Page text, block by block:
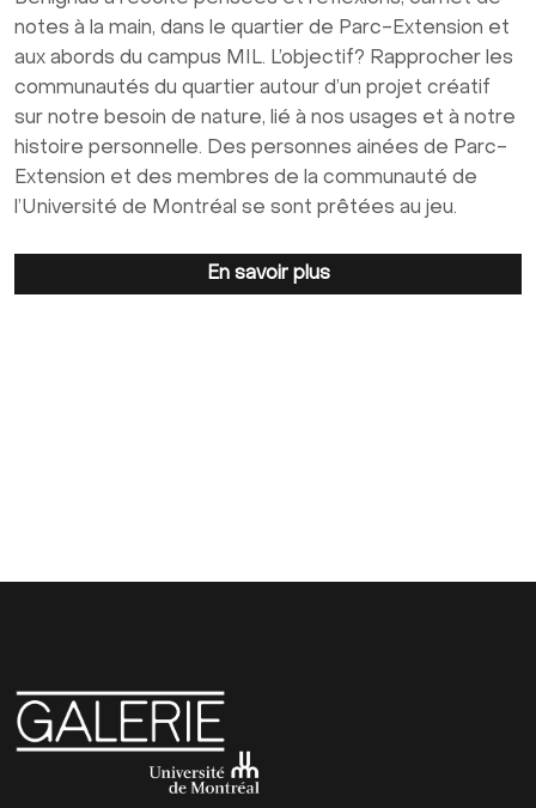
notes à la main, dans le quartier de Parc-Extension et
aux abords du campus MIL. L’objectif? Rapprocher les
communautés du quartier autour d’un projet créatif
sur notre besoin de nature, lié à nos usages et à notre
histoire personnelle. Des personnes ainées de Parc-
Extension et des membres de la communauté de
l’Université de Montréal se sont prêtées au jeu.
En savoir plus